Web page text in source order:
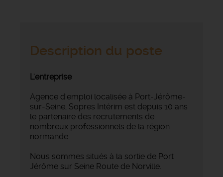
Description du poste
L'entreprise
Agence d'emploi localisée à Port-Jérôme-
sur-Seine, Sopres Intérim est depuis 10 ans
le partenaire des recrutements de
nombreux professionnels de la région
normande.
Nous sommes situés à la sortie de Port
Jérôme sur Seine Route de Norville.